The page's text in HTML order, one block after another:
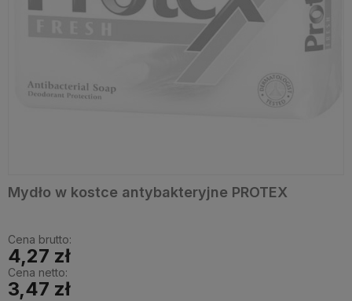
Mydło w kostce antybakteryjne PROTEX
Cena brutto:
4,27 zł
Cena netto:
3,47 zł